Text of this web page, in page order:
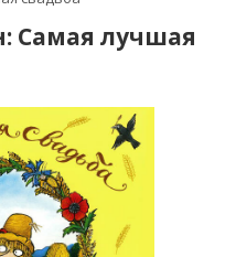
Самая лучшая